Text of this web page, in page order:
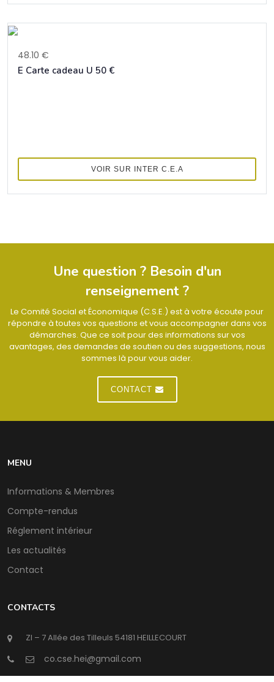
48.10 €
E Carte cadeau U 50 €
VOIR SUR INTER C.E.A
Une question ? Besoin d'un
renseignement ?
Le Comité Social et Économique (C.S.E.) est à votre écoute pour
répondre à toutes vos questions et vous accompagner dans vos
démarches. Que ce soit pour des informations sur vos
avantages, des demandes de soutien ou des suggestions, nous
sommes là pour vous aider.
CONTACT
MENU
Informations & Membres
Compte-rendus
Réglement intérieur
Les actualités
Contact
CONTACTS
ZI – 7 Allée des Tilleuls 54181 HEILLECOURT
@